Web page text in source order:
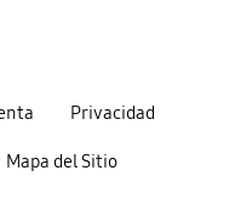
Privacidad
Mapa del Sitio